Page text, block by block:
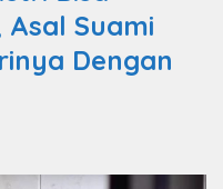
Suami
Dengan